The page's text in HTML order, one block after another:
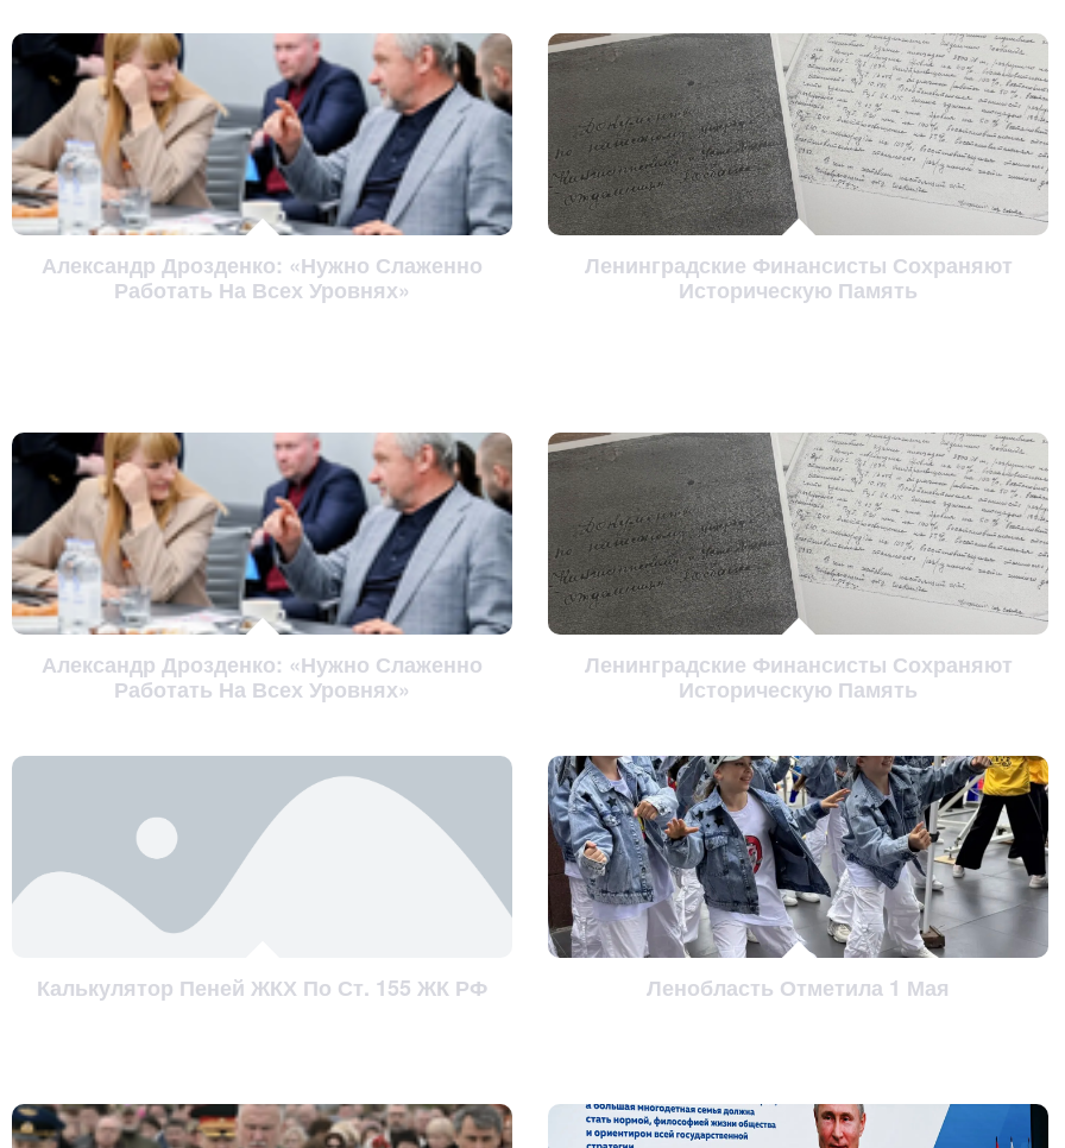
Александр Дрозденко: «Нужно Слаженно
Работать На Всех Уровнях»
Ленинградские Финансисты Сохраняют
Историческую Память
Александр Дрозденко: «Нужно Слаженно
Работать На Всех Уровнях»
Ленинградские Финансисты Сохраняют
Историческую Память
Калькулятор Пеней ЖКХ По Ст. 155 ЖК РФ Ленобласть Отметила 1 Мая